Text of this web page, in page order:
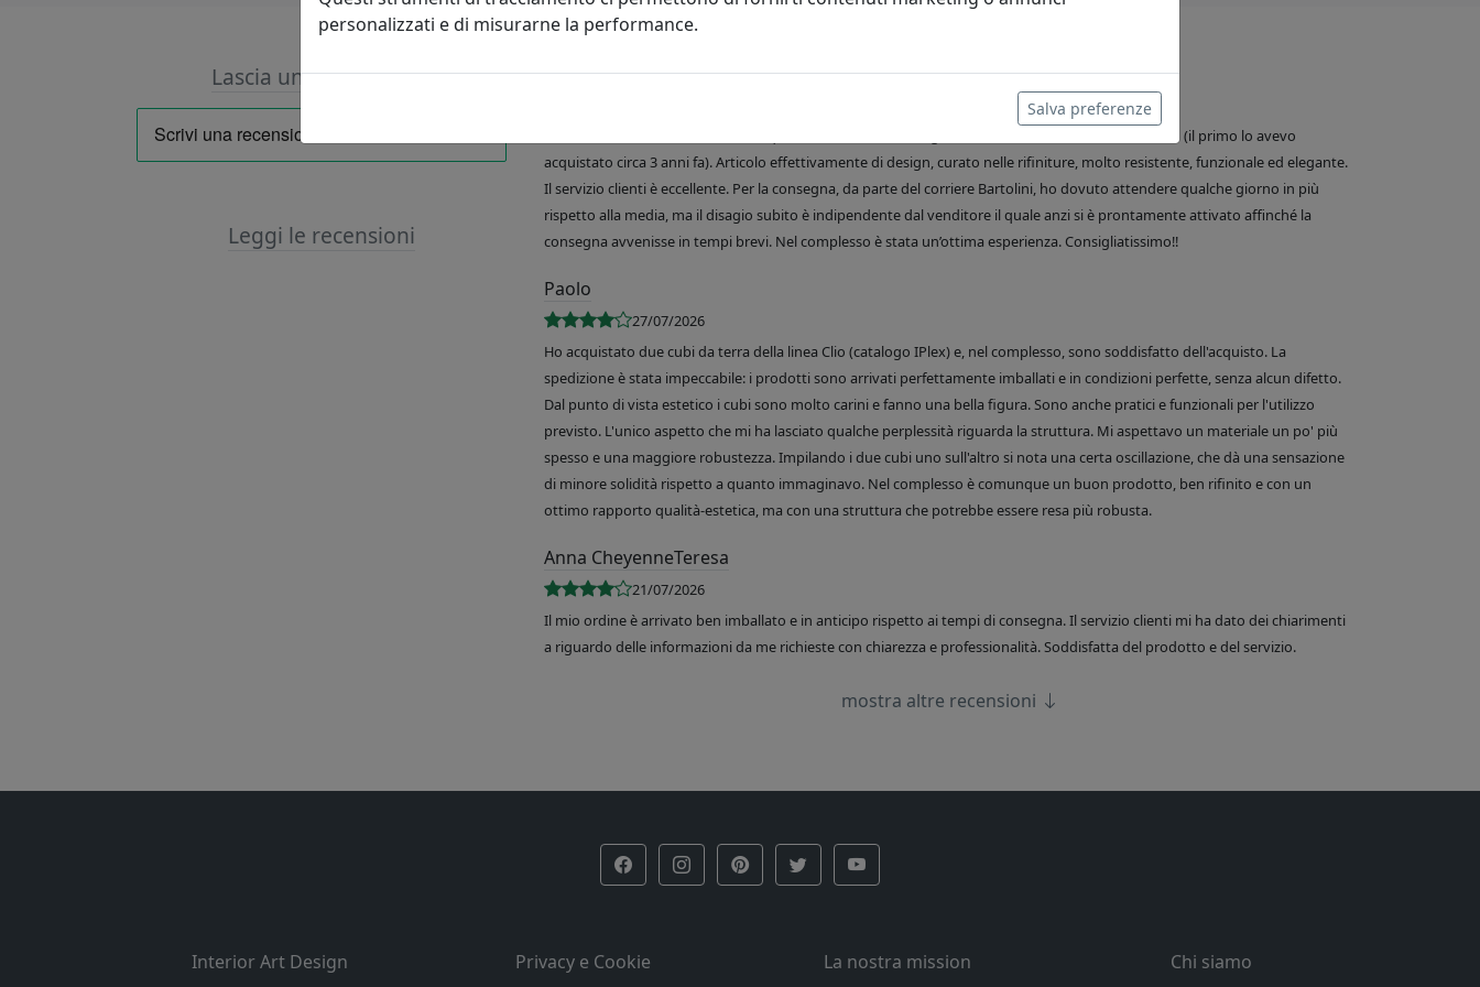
Lascia una recensione
Leggi le recensioni
R. de Martino
Sono molto soddisfatta del mio acquisto, un vassoio rettangolare Like water, in realtà è il secondo (il primo lo avevo
acquistato circa 3 anni fa). Articolo effettivamente di design, curato nelle rifiniture, molto resistente, funzionale ed elegante.
Il servizio clienti è eccellente. Per la consegna, da parte del corriere Bartolini, ho dovuto attendere qualche giorno in più
rispetto alla media, ma il disagio subito è indipendente dal venditore il quale anzi si è prontamente attivato affinché la
consegna avvenisse in tempi brevi. Nel complesso è stata un’ottima esperienza. Consigliatissimo!!
Paolo
27/07/2026
Ho acquistato due cubi da terra della linea Clio (catalogo IPlex) e, nel complesso, sono soddisfatto dell'acquisto. La
spedizione è stata impeccabile: i prodotti sono arrivati perfettamente imballati e in condizioni perfette, senza alcun difetto.
Dal punto di vista estetico i cubi sono molto carini e fanno una bella figura. Sono anche pratici e funzionali per l'utilizzo
previsto. L'unico aspetto che mi ha lasciato qualche perplessità riguarda la struttura. Mi aspettavo un materiale un po' più
spesso e una maggiore robustezza. Impilando i due cubi uno sull'altro si nota una certa oscillazione, che dà una sensazione
di minore solidità rispetto a quanto immaginavo. Nel complesso è comunque un buon prodotto, ben rifinito e con un
ottimo rapporto qualità-estetica, ma con una struttura che potrebbe essere resa più robusta.
Anna CheyenneTeresa
21/07/2026
Il mio ordine è arrivato ben imballato e in anticipo rispetto ai tempi di consegna. Il servizio clienti mi ha dato dei chiarimenti
a riguardo delle informazioni da me richieste con chiarezza e professionalità. Soddisfatta del prodotto e del servizio.
mostra altre recensioni
personalizzati e di misurarne la performance.
Salva preferenze
Interior Art Design Privacy e Cookie La nostra mission Chi siamo